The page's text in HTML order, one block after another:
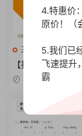
三年级语文下册
【打印版】2023
册语文 53天天练
【42页PDF文档】
2023-07-23
4.特惠价
原价！（
5.我们已
飞速提升
霸